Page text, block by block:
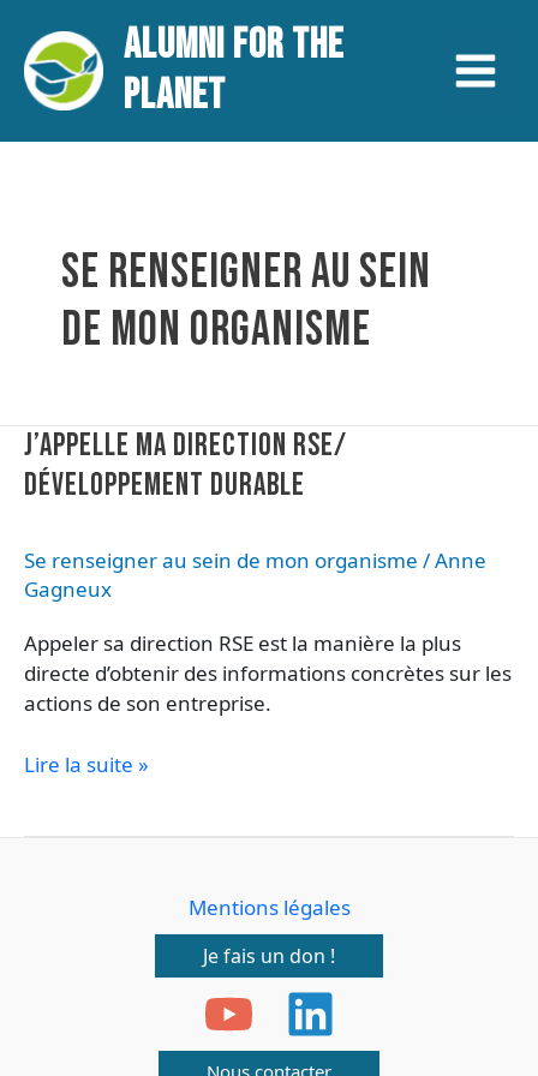
contenu
ALUMNI FOR THE
PLANET
Menu
SE RENSEIGNER AU SEIN
DE MON ORGANISME
J’APPELLE MA DIRECTION RSE/
DÉVELOPPEMENT DURABLE
Se renseigner au sein de mon organisme /Anne
Gagneux
Appeler sa direction RSE est la manière la plus
directe d’obtenir des informations concrètes sur les
actions de son entreprise.
J’appelle
ma
direction
Développement
Durable
Lire la suite »
Mentions légales
Je fais un don !